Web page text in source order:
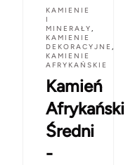
KAMIENIE
I
MINERAŁY,
KAMIENIE
DEKORACYJNE ,
KAMIENIE
AFRYKAŃSKIE
Kamień
Afrykański
Średni
-